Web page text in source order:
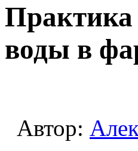
Практика
воды в
Автор: